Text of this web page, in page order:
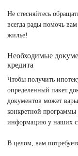
Не стесняйтесь
всегда рады помочь
жилье!
Необходимые
кредита
Чтобы получить
определенный пакет
документов может
конкретной программы
информацию у наших
В целом, вам